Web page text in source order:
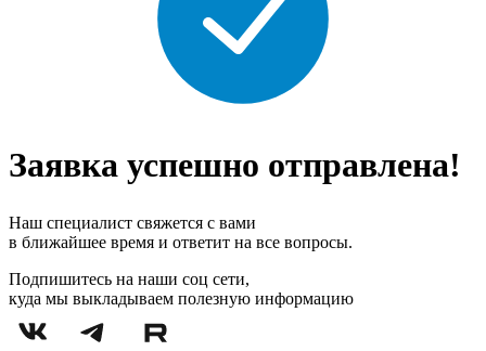
Заявка успешно отправлена!
Наш специалист свяжется с вами
в ближайшее время и ответит на все вопросы.
Подпишитесь на наши соц сети,
куда мы выкладываем полезную информацию